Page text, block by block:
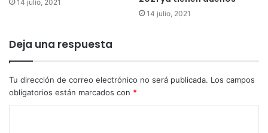
14 julio, 2021
14 julio, 2021
Deja una respuesta
Tu dirección de correo electrónico no será publicada. Los campos
obligatorios están marcados con *